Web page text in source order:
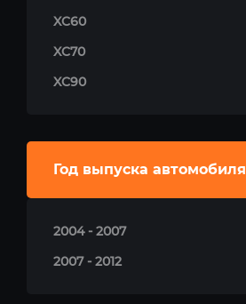
XC60
XC70
XC90
Год выпуска автомобиля
2004 - 2007
2007 - 2012